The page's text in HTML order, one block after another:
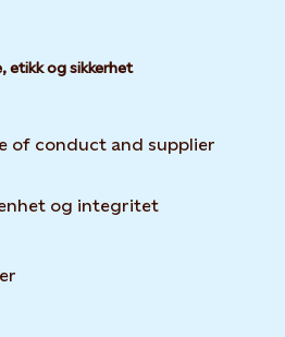
etikk og sikkerhet
of conduct and supplier
og integritet